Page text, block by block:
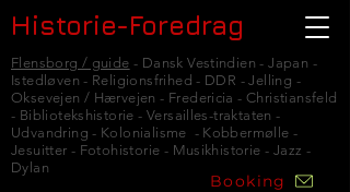
Historie-Foredrag
Flensborg / guide - Dansk Vestindien - Japan -
Istedløven - Religionsfrihed - DDR - Jelling -
Oksevejen / Hærvejen - Fredericia - Christiansfeld
- Bibliotekshistorie - Versailles-traktaten -
Udvandring - Kolonialisme - Kobbermølle -
Jesuitter - Fotohistorie - Musikhistorie - Jazz -
Dylan
Booking